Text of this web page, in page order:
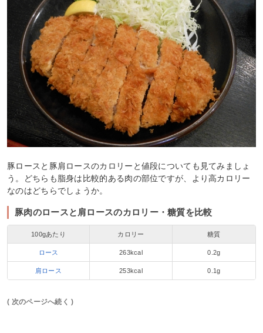
豚ロースと豚肩ロースのカロリーと値段についても見てみましょ
う。どちらも脂身は比較的ある肉の部位ですが、より高カロリー
なのはどちらでしょうか。
豚肉のロースと肩ロースのカロリー・糖質を比較
100gあたり カロリー 糖質
ロース 263kcal 0.2g
肩ロース 253kcal 0.1g
( 次のページへ続く )